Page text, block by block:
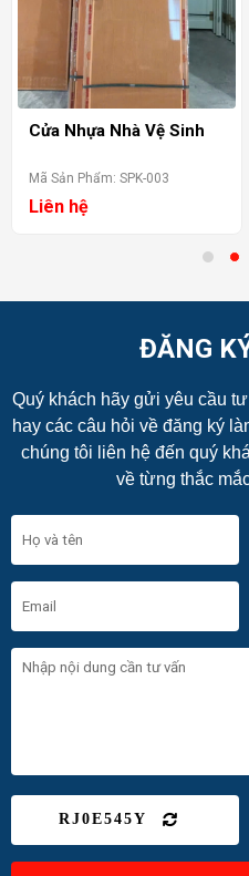
Cửa Nhựa Nhà Vệ Sinh
Mã Sản Phẩm: SPK-003
Liên hệ
ĐĂNG
Quý khách hãy gửi yêu cầu
hay các câu hỏi về đăng ký
chúng tôi liên hệ đến quý
về từng thắc
RJ0E545Y